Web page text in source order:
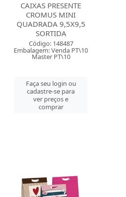
CAIXAS PRESENTE
CROMUS MINI
QUADRADA 9,5X9,5
SORTIDA
Código: 148487
Embalagem: Venda PT\10
Master PT\10
Faça seu login ou
cadastre-se para
ver preços e
comprar